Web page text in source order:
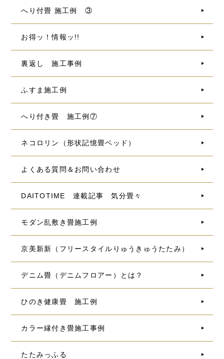
へり付畳 施工例 ③
お得ッ！情報ッ!!
裏返し 施工事例
ふすま施工例
へり付き畳 施工例⑦
ネコロリン（形状記憶畳ベッド）
よくある質問＆お問い合わせ
DAITOTIME 連載記事 気分畳々
モダン乱敷き畳施工例
京美新新（フリースタイルりゅうきゅうたたみ）
デニム畳（デニムフロアー）とは？
ひのき健康畳 施工例
カラー縁付き畳施工事例
たたみっふる